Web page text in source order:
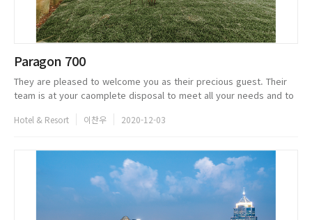
Paragon 700
They are pleased to welcome you as their precious guest. Their
team is at your caomplete disposal to meet all your needs and to
beautifulness ...
Hotel & Resort 이찬우 2020-12-03